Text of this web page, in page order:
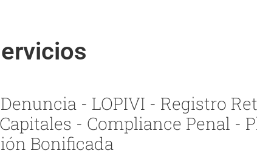
- LOPIVI - Registro
- Compliance Penal -
Bonificada